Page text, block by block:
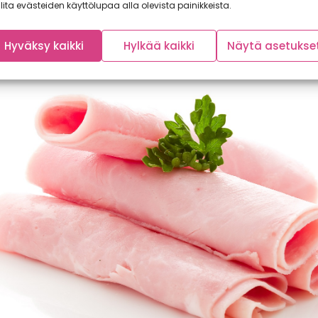
evästeiden käyttölupaa alla olevista painikkeista.
Hyväksy kaikki Hylkää kaikki Näytä